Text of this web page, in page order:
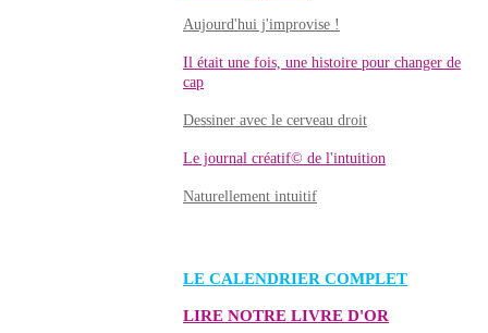
Aujourd'hui j'improvise !
Il était une fois, une histoire pour changer de
cap
Dessiner avec le cerveau droit
Le journal créatif© de l'intuition
Naturellement intuitif
LE CALENDRIER COMPLET
LIRE NOTRE LIVRE D'OR